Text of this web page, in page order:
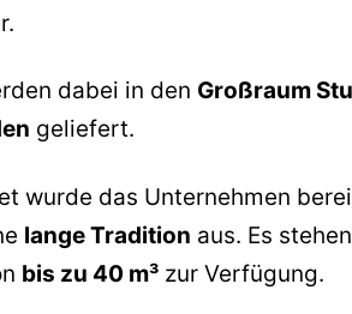
dabei in den Großraum
geliefert.
wurde das Unternehmen
lange Tradition aus. Es
bis zu 40 m³ zur Verfügung.